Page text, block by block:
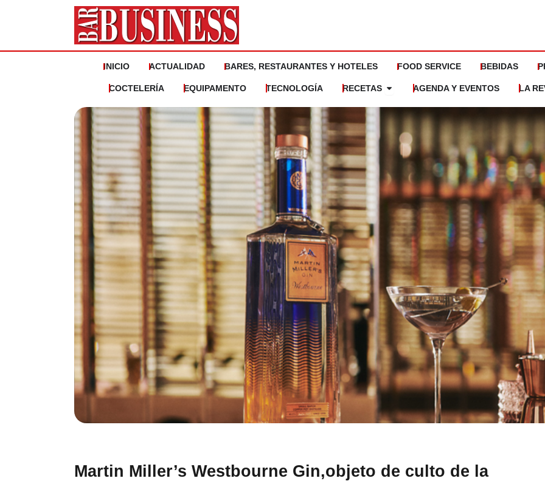
INICIO ACTUALIDAD BARES, RESTAURANTES Y HOTELES FOOD SERVICE BEBIDAS
COCTELERÍA EQUIPAMENTO TECNOLOGÍA RECETAS Abrir RecetasAGENDA Y EVENTOS LA
Martin Miller’s Westbourne Gin,objeto de culto de la